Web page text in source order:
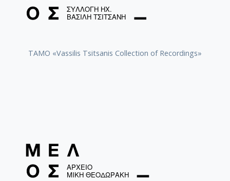
TAMO «Vassilis Tsitsanis Collection of Recordings»